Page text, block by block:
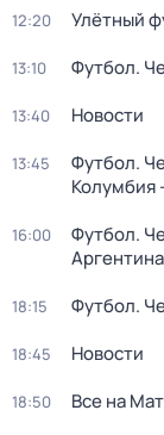
12:20 Улётный
13:10 Футбол.
13:40 Новости
13:45
Футбол.
Колумбия
16:00
Футбол.
18:15 Футбол.
18:45 Новости
18:50 Все на